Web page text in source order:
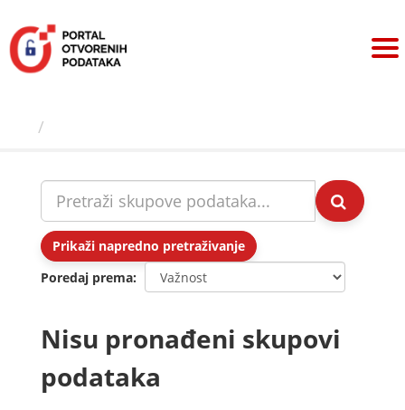
sadržaj
Prikaži napredno pretraživanje
Poredaj prema
Nisu pronađeni skupovi
podataka